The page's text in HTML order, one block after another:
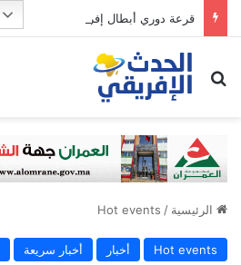
ابحث عن
الرئيسية /
Hot events
Hot events أخبار أخبار سريعة